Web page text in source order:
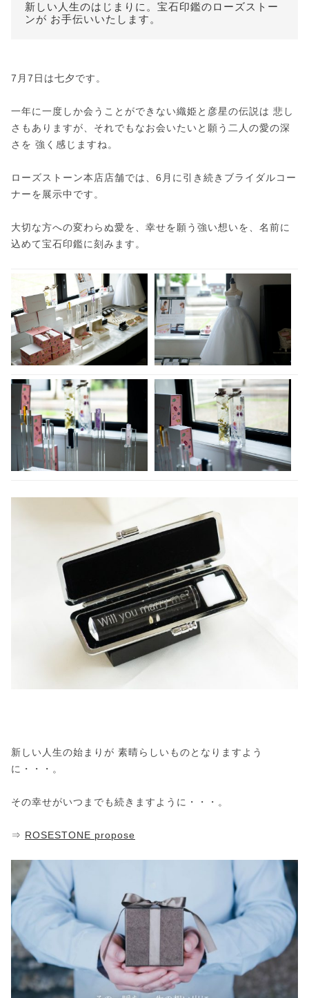
新しい人生のはじまりに。宝石印鑑のローズストー
ンが お手伝いいたします。
7月7日は七夕です。
一年に一度しか会うことができない織姫と彦星の伝説は 悲し
さもありますが、それでもなお会いたいと願う二人の愛の深
さを 強く感じますね。
ローズストーン本店店舗では、6月に引き続きブライダルコー
ナーを展示中です。
大切な方への変わらぬ愛を、幸せを願う強い想いを、名前に
込めて宝石印鑑に刻みます。
新しい人生の始まりが 素晴らしいものとなりますよう
に・・・。
その幸せがいつまでも続きますように・・・。
⇒ ROSESTONE propose